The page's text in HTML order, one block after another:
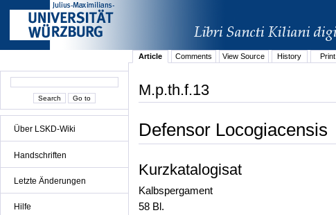
Über LSKD-Wiki
Handschriften
Letzte Änderungen
Hilfe
Article
Comments View Source History Print
M.p.th.f.13
Defensor Locogiacensis
Kurzkatalogisat
Kalbspergament
58 Bl.